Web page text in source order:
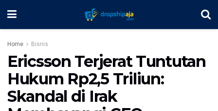
Home Bisnis
Ericsson Terjerat Tuntutan
Hukum Rp2,5 Triliun:
Skandal di Irak